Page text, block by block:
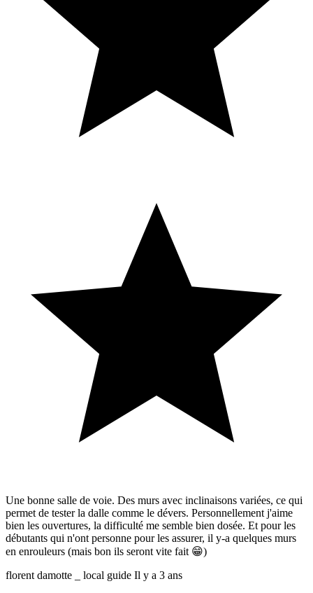
Une bonne salle de voie. Des murs avec inclinaisons variées, ce qui
permet de tester la dalle comme le dévers. Personnellement j'aime
bien les ouvertures, la difficulté me semble bien dosée. Et pour les
débutants qui n'ont personne pour les assurer, il y-a quelques murs
en enrouleurs (mais bon ils seront vite fait 😁)
florent damotte _ local guide Il y a 3 ans